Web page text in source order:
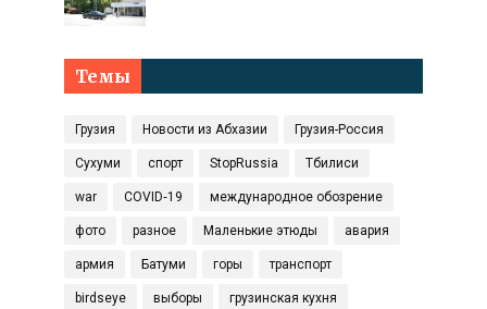
Темы
Грузия Новости из Абхазии Грузия-Россия
Сухуми спорт StopRussia Тбилиси
war COVID‑19 международное обозрение
фото разное Маленькие этюды авария
армия Батуми горы транспорт
birdseye выборы грузинская кухня